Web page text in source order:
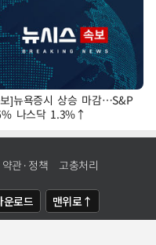
]뉴욕증시 상승 마감…S&P
나스닥 1.3%↑
약관·정책 고충처리
로드 맨위로↑